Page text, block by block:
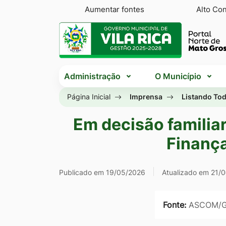
Seção
de
atalhos
e
de
acessibilidade
para
o
conteúdo
Ir
para
menu
para
Aumentar fontes Alto
Seção
do
menu
principal
do
menu
Administração O Município
Página Inicial Imprensa Listando
Em decisão
Publicado em 19/05/2026 Atualizado em 21/
Fonte: ASCOM/